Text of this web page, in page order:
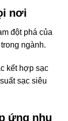
nơi
đột phá của
ngành.
kết hợp sạc
sạc siêu
ứng nhu